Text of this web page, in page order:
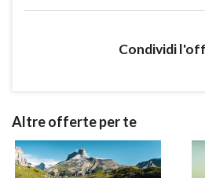
Condividi
Altre offerte per te